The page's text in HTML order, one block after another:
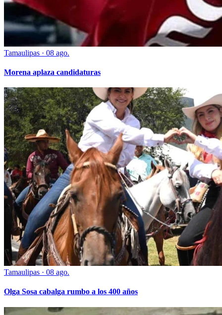
Tamaulipas · 08 ago.
Morena aplaza candidaturas
Tamaulipas · 08 ago.
Olga Sosa cabalga rumbo a los 400 años